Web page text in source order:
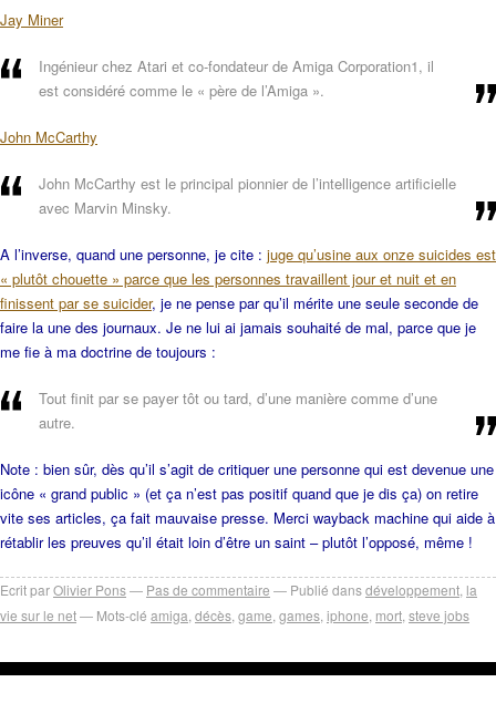
Jay Miner
Ingénieur chez Atari et co-fondateur de Amiga Corporation1, il
est considéré comme le « père de l’Amiga ».
John McCarthy
John McCarthy est le principal pionnier de l’intelligence artificielle
avec Marvin Minsky.
A l’inverse, quand une personne, je cite : juge qu’usine aux onze suicides est
« plutôt chouette » parce que les personnes travaillent jour et nuit et en
finissent par se suicider, je ne pense par qu’il mérite une seule seconde de
faire la une des journaux. Je ne lui ai jamais souhaité de mal, parce que je
me fie à ma doctrine de toujours :
Tout finit par se payer tôt ou tard, d’une manière comme d’une
autre.
Note : bien sûr, dès qu’il s’agit de critiquer une personne qui est devenue une
icône « grand public » (et ça n’est pas positif quand que je dis ça) on retire
vite ses articles, ça fait mauvaise presse. Merci wayback machine qui aide à
rétablir les preuves qu’il était loin d’être un saint – plutôt l’opposé, même !
Ecrit parOlivier Pons Pas de commentaire Publié dansdéveloppement la
vie sur le net
Mots-clé amiga décès game games iphone mort steve jobs